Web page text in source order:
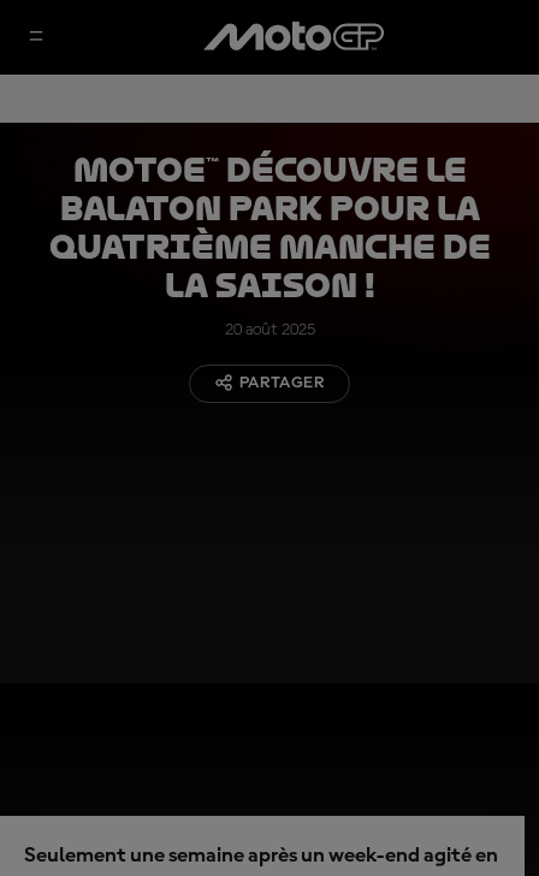
MotoE™ découvre le
Balaton Park pour la
quatrième manche de
la saison !
20 août 2025
PARTAGER
Seulement une semaine après un week-end agité en